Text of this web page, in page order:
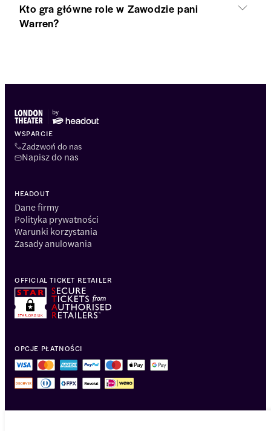
Kto gra główne role w Zawodzie pani
Warren?
WSPARCIE
Zadzwoń do nas
Napisz do nas
HEADOUT
Dane firmy
Polityka prywatności
Warunki korzystania
Zasady anulowania
OPCJE PŁATNOŚCI
OFFICIAL TICKET RETAILER